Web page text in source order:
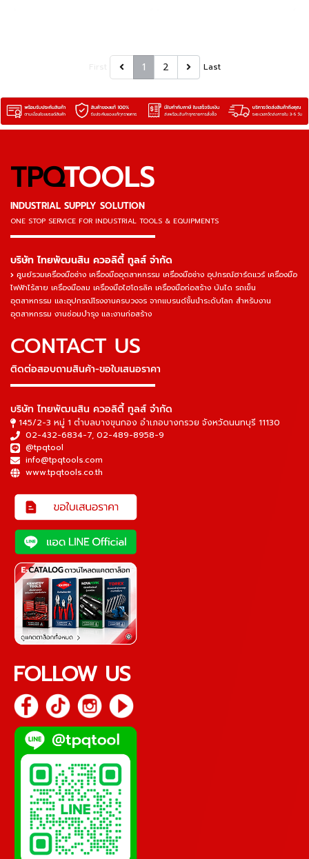
1 2 Last
TPQTOOLS
INDUSTRIAL SUPPLY SOLUTION
ONE STOP SERVICE FOR INDUSTRIAL TOOLS & EQUIPMENTS
▬▬▬▬▬▬▬▬▬▬▬▬▬▬▬
บริษัท ไทยพัฒนสิน ควอลิตี้ ทูลส์ จำกัด
ศูนย์รวมเครื่องมือช่าง เครื่องมืออุตสาหกรรม เครื่องมือช่าง อุปกรณ์ฮาร์ดแวร์ เครื่องมือ
ไฟฟ้าไร้สาย เครื่องมือลม เครื่องมือไฮโดรลิค เครื่องมือก่อสร้าง บันได รถเข็น
อุตสาหกรรม และอุปกรณ์โรงงานครบวงจร จากแบรนด์ชั้นนำระดับโลก สำหรับงาน
อุตสาหกรรม งานซ่อมบำรุง และงานก่อสร้าง
CONTACT US
ติดต่อสอบถามสินค้า-ขอใบเสนอราคา
▬▬▬▬▬▬▬▬▬▬▬▬▬▬▬
บริษัท ไทยพัฒนสิน ควอลิตี้ ทูลส์ จำกัด
145/2-3 หมู่ 1 ตำบลบางขุนกอง อำเภอบางกรวย จังหวัดนนทบุรี 11130
02-432-6834-7, 02-489-8958-9
@tpqtool
info@tpqtools.com
www.tpqtools.co.th
FOLLOW US